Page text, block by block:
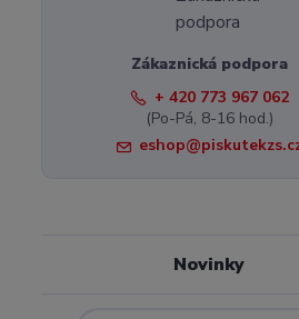
Zákaznická podpora
+ 420 773 967 062
(Po-Pá, 8-16 hod.)
Novinky